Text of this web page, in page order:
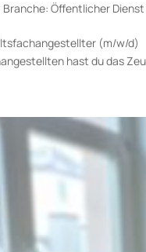
Branche: Öffentlicher
(m/w/d)
hast du das